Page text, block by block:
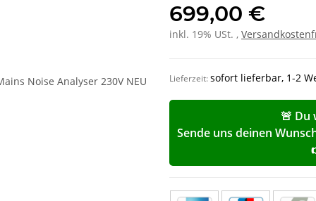
699,00 €
inkl. 19% USt. ,
Lieferzeit:sofort lieferbar, 1-2
🚨 Du
Sende uns deinen